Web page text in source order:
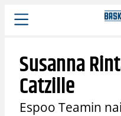
Siirry
sisältöön
Susanna
Catzille
Espoo Teamin